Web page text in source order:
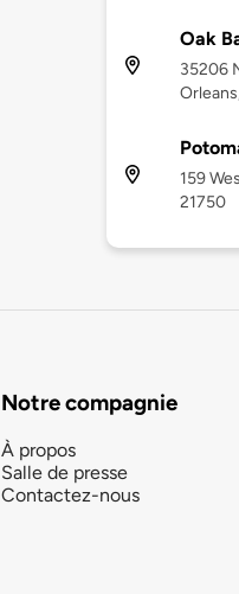
Oak
35206
159
21750
Notre compagnie
À propos
Salle de presse
Contactez-nous